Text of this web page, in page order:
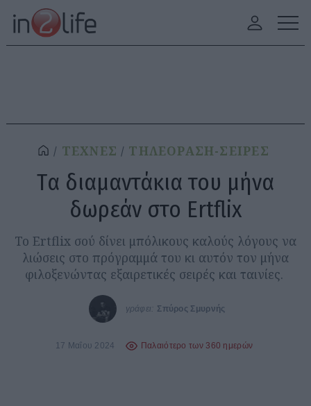
ΤΕΧΝΕΣ ΤΗΛΕΟΡΑΣΗ-ΣΕΙΡΕΣ
Tα διαμαντάκια του μήνα
δωρεάν στο Εrtflix
To Ertflix σού δίνει μπόλικους καλούς λόγους να
λιώσεις στο πρόγραμμά του κι αυτόν τον μήνα
φιλοξενώντας εξαιρετικές σειρές και ταινίες.
γράφει: Σπύρος Σμυρνής
17 Μαΐου 2024 Παλαιότερο των 360 ημερών